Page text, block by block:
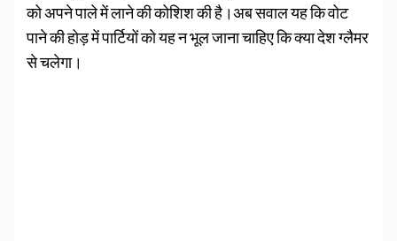
को अपने पाले में लाने की कोशिश की है।अब सवाल यह कि वोट
पाने की होड़ में पार्टियों को यह न भूल जाना चाहिए कि क्या देश ग्लैमर
से चलेगा।